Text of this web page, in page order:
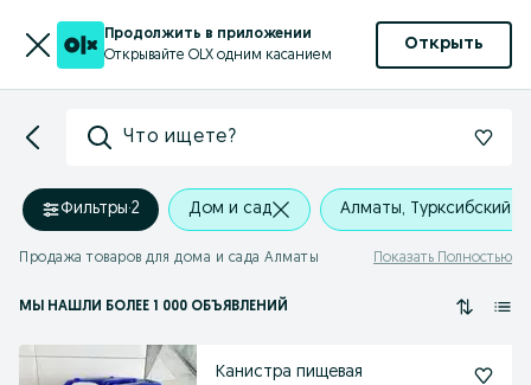
Продолжить в приложении
Открывайте OLX одним касанием
Открыть
Что ищете?
Фильтры·2 Дом и сад Алматы, Турксибский
Продажа товаров для дома и сада Алматы Показать Полностью
МЫ НАШЛИ БОЛЕЕ 1 000 ОБЪЯВЛЕНИЙ
Канистра пищевая